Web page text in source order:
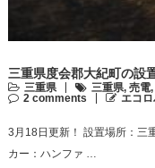
三重県度会郡大紀町の設
三重県 三重県, 売電,
2 comments
エコ
3月18日更新！ 設置場所：三
カー：ハンファ …